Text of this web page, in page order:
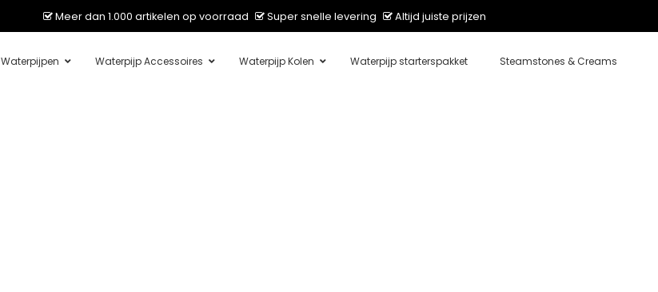
Meer dan 1.000 artikelen op voorraad Super snelle levering Altijd juiste prijzen
Waterpijpen Waterpijp Accessoires Waterpijp Kolen Waterpijp starterspakket Steamstones & Creams